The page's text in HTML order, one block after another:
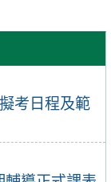
考日程及範